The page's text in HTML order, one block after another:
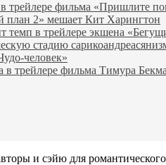
трейлере фильма «Пришлите
план 2» мешает Кит Харингтон
в трейлере экшена
стадию
человек»
трейлере фильма Тимура
и сэйю для